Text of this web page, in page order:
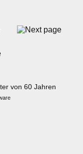
von 60 Jahren